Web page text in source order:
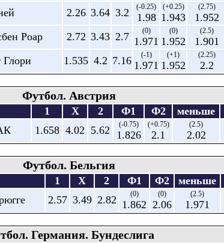
2.26 3.64 3.2 (-0.25)
1.98
(+0.25)
1.943
(2.75)
1.952
Роар 2.72 3.43 2.7 (0)
1.971
(0)
1.952
(2.5)
1.901
Глори 1.535 4.2 7.16 (-1)
1.971
(+1)
1.952
(2.25)
2.2
Футбол. Австрия
1 X 2 Ф1 Ф2 меньше
1.658 4.02 5.62 (-0.75)
1.826
(+0.75)
2.1
(2.5)
2.02
Футбол. Бельгия
1 X 2 Ф1 Ф2 меньше
2.57 3.49 2.82 (0)
1.862
(0)
2.06
(2.5)
1.971
Германия. Бундеслига